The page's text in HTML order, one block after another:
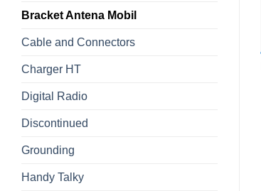
Bracket Antena Mobil
Cable and Connectors
Charger HT
Digital Radio
Discontinued
Grounding
Handy Talky